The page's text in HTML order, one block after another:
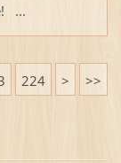
...
224 > >>